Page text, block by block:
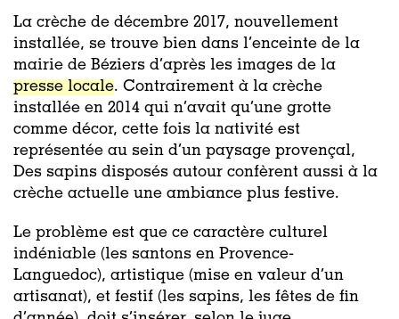
La crèche de décembre 2017, nouvellement
installée, se trouve bien dans l’enceinte de la
mairie de Béziers d’après les images de la
presse locale. Contrairement à la crèche
installée en 2014 qui n’avait qu’une grotte
comme décor, cette fois la nativité est
représentée au sein d’un paysage provençal,
Des sapins disposés autour confèrent aussi à la
crèche actuelle une ambiance plus festive.
Le problème est que ce caractère culturel
indéniable (les santons en Provence-
Languedoc), artistique (mise en valeur d’un
artisanat), et festif (les sapins, les fêtes de fin